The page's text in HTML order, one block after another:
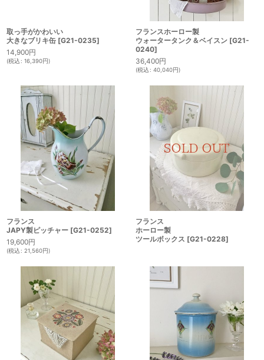
取っ手がかわいい
大きなブリキ缶 [G21-0235]
14,900円
(税込: 16,390円)
フランスホーロー製
ウォータータンク＆ベイスン [G21-
0240]
36,400円
(税込: 40,040円)
フランス
JAPY製ピッチャー [G21-0252]
19,600円
(税込: 21,560円)
フランス
ホーロー製
ツールボックス [G21-0228]